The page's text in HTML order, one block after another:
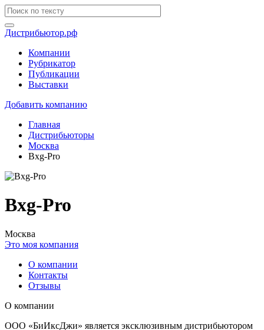
Дистрибьютор.рф
Компании
Рубрикатор
Публикации
Выставки
Добавить компанию
Главная
Дистрибьюторы
Москва
Bxg-Pro
Bxg-Pro
Москва
Это моя компания
О компании
Контакты
Отзывы
О компании
ООО «БиИксДжи» является эксклюзивным дистрибьютором